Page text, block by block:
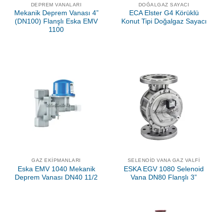
DEPREM VANALARI
Mekanik Deprem Vanası 4”
(DN100) Flanşlı Eska EMV
1100
DOĞALGAZ SAYACI
ECA Elster G4 Körüklü
Konut Tipi Doğalgaz Sayacı
GAZ EKIPMANLARI
Eska EMV 1040 Mekanik
Deprem Vanası DN40 11/2
SELENOID VANA GAZ VALFI
ESKA EGV 1080 Selenoid
Vana DN80 Flanşlı 3”